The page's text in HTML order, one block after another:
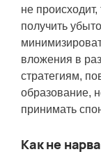
не происходит,
получить
вложения в
стратегиям,
образование,
принимать
Как не